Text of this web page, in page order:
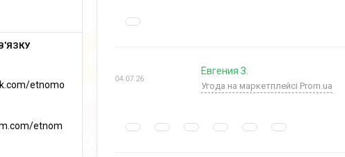
04.07.26
Евгения З.
Угода на маркетплейсі Prom.ua
etnomo
etnom